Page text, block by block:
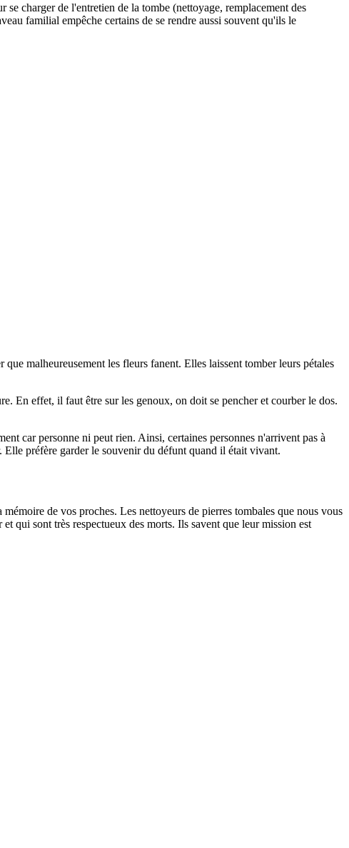
charger de l'entretien de la tombe (nettoyage, remplacement des
familial empêche certains de se rendre aussi souvent qu'ils le
malheureusement les fleurs fanent. Elles laissent tomber leurs pétales
En effet, il faut être sur les genoux, on doit se pencher et courber le dos.
car personne ni peut rien. Ainsi, certaines personnes n'arrivent pas à
préfère garder le souvenir du défunt quand il était vivant.
de vos proches. Les nettoyeurs de pierres tombales que nous vous
qui sont très respectueux des morts. Ils savent que leur mission est